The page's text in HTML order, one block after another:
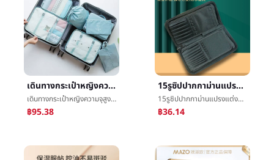
เดินทางกระเป๋าหญิงความจุสูงเสื้อผ้าชุดชั้นในกางเกงในเลขที่นำไปหารจำนวนอื่นได้ลงตัวบรรจุภัณฑ์เดินทางกันน้ำกันฝุ่นเดินทางชั้นวางของตั้ง
เดินทางกระเป๋าหญิงความจุสูงเสื้อผ้าชุดชั้นในกางเกงในเลขที่นำไปหารจำนวนอื่นได้ลงตัวบรรจุภัณฑ์เดินทางกันน้ำกันฝุ่นเดินทางชั้นวางของตั้ง
฿95.38
15รูซิปปากกาม่านแปรงแต่งหน้าสามารถแนวตั้งMunsuเครื่องมือçปากกาแปรงแต่งหน้าชั้นวางของบรรจุภัณฑ์แบบพกพาจิตรกรรมปากกาè¢
15รูซิปปากกาม่านแปรงแต่งหน้าสามารถแนวตั้งMunsuเครื่องมือçปากกาแปรงแต่งหน้าชั้นวางของบรรจุภัณฑ์แบบพกพาจิตรกรรมปากกาè¢
฿36.14